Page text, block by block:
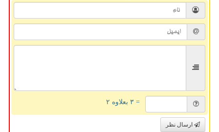
= ۳ بعلاوه ۲
ارسال نظر